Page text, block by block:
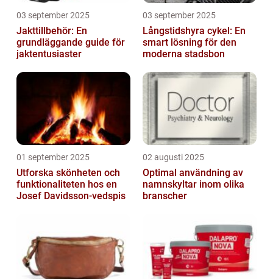
03 september 2025
Jakttillbehör: En
grundläggande guide för
jaktentusiaster
03 september 2025
Långstidshyra cykel: En
smart lösning för den
moderna stadsbon
01 september 2025
Utforska skönheten och
funktionaliteten hos en
Josef Davidsson-vedspis
02 augusti 2025
Optimal användning av
namnskyltar inom olika
branscher